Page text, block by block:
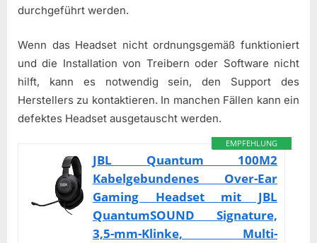
durchgeführt werden.
Wenn das Headset nicht ordnungsgemäß funktioniert
und die Installation von Treibern oder Software nicht
hilft, kann es notwendig sein, den Support des
Herstellers zu kontaktieren. In manchen Fällen kann ein
defektes Headset ausgetauscht werden.
EMPFEHLUNG
JBL Quantum 100M2
Kabelgebundenes Over-Ear
Gaming Headset mit JBL
QuantumSOUND Signature,
3,5-mm-Klinke, Multi-